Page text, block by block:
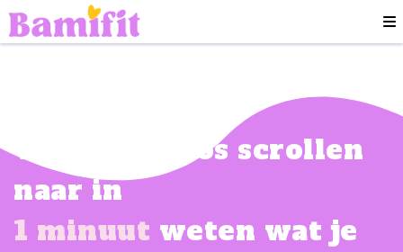
Van eindeloos scrollen
naar in
1 minuut weten wat je